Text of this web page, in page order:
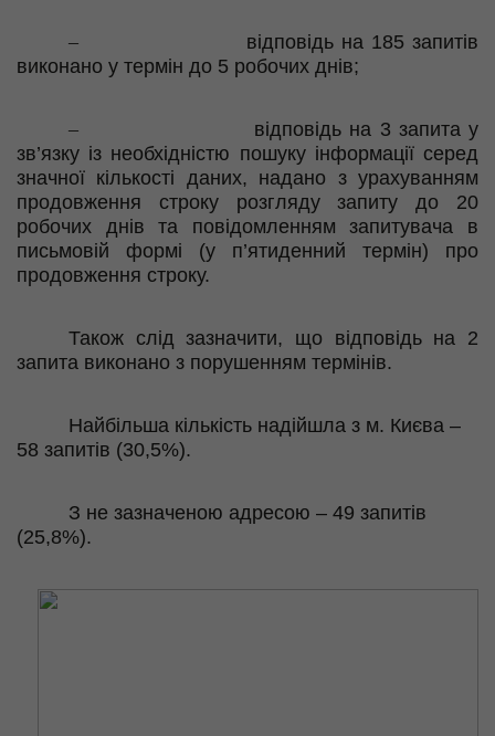
– відповідь на 185 запитів
виконано у термін до 5 робочих днів;
– відповідь на 3 запита у
зв’язку із необхідністю пошуку інформації серед
значної кількості даних, надано з урахуванням
продовження строку розгляду запиту до 20
робочих днів та повідомленням запитувача в
письмовій формі (у п’ятиденний термін) про
продовження строку.
Також слід зазначити, що відповідь на 2
запита виконано з порушенням термінів.
Найбільша кількість надійшла з м. Києва –
58 запитів (30,5%).
З не зазначеною адресою – 49 запитів
(25,8%).